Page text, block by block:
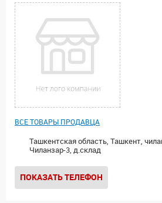
ВСЕ ТОВАРЫ ПРОДАВЦА
Ташкентская область, Ташкент,
Чиланзар-3, д.склад
ПОКАЗАТЬ ТЕЛЕФОН